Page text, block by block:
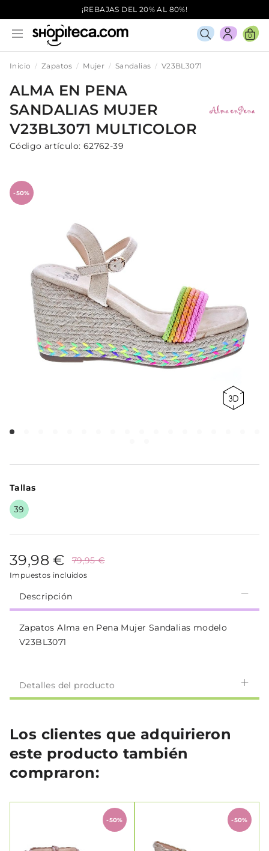
¡REBAJAS DEL 20% AL 80%!
0
Inicio Zapatos Mujer Sandalias V23BL3071
ALMA EN PENA
SANDALIAS MUJER
V23BL3071 MULTICOLOR
Código artículo: 62762-39
-50%
Tallas
39
39,98 € 79,95 €
Impuestos incluidos
Descripción
Zapatos Alma en Pena Mujer Sandalias modelo
V23BL3071
Detalles del producto
Los clientes que adquirieron
este producto también
compraron:
-50% -50%